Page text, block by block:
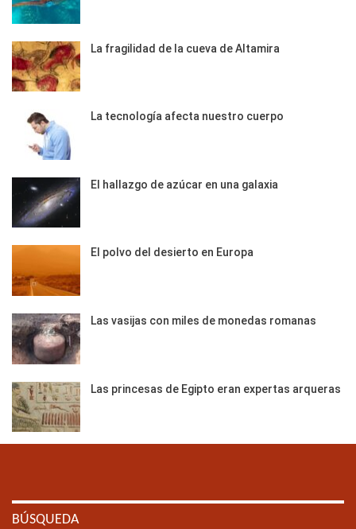
La fragilidad de la cueva de Altamira
La tecnología afecta nuestro cuerpo
El hallazgo de azúcar en una galaxia
El polvo del desierto en Europa
Las vasijas con miles de monedas romanas
Las princesas de Egipto eran expertas arqueras
BÚSQUEDA